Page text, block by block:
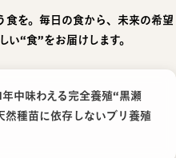
食を。毎日の食から、未来の希望
い“食”をお届けします。
年中味わえる完全養殖“黒瀬
然種苗に依存しないブリ養殖